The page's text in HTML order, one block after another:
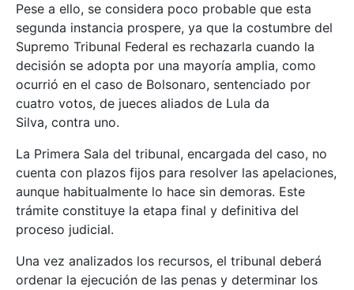
Pese a ello, se considera poco probable que esta
segunda instancia prospere, ya que la costumbre del
Supremo Tribunal Federal es rechazarla cuando la
decisión se adopta por una mayoría amplia, como
ocurrió en el caso de Bolsonaro, sentenciado por
cuatro votos, de jueces aliados de Lula da
Silva, contra uno.
La Primera Sala del tribunal, encargada del caso, no
cuenta con plazos fijos para resolver las apelaciones,
aunque habitualmente lo hace sin demoras. Este
trámite constituye la etapa final y definitiva del
proceso judicial.
Una vez analizados los recursos, el tribunal deberá
ordenar la ejecución de las penas y determinar los